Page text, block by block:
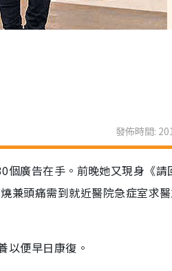
發佈時間:
廣告在手。前晚她又現身《請
兼頭痛需到就近醫院急症室求
以便早日康復。